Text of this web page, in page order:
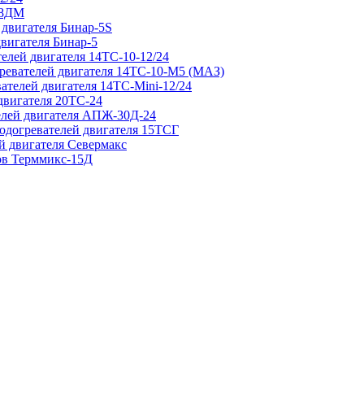
8ДМ
Бинар-5S
Бинар-5
двигателя 14ТС-10-12/24
двигателя 14ТС-10-М5 (МАЗ)
двигателя 14ТС-Mini-12/24
20ТС-24
двигателя АПЖ-30Д-24
двигателя 15ТСГ
двигателя Севермакс
Терммикс-15Д